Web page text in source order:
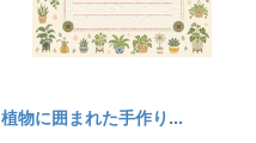
植物に囲まれた手作り...